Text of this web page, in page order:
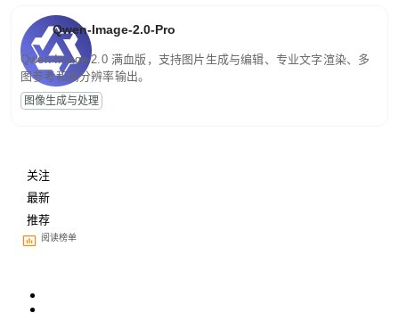
Qwen-Image-2.0-Pro
Qwen-Image-2.0 满血版，支持图片生成与编辑、专业文字渲染、多
图参考和高分辨率输出。
图像生成与处理
关注
最新
推荐
阅读榜单